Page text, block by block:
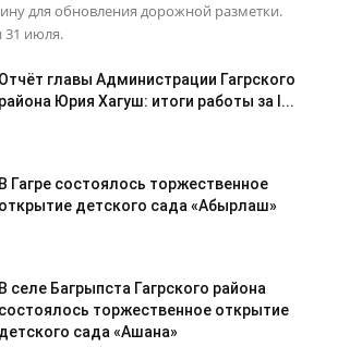
для обновления дорожной разметки.
31 июля.
Отчёт главы Администрации Гагрского
района Юрия Хагуш: итоги работы за I...
В Гагре состоялось торжественное
открытие детского сада «Абырлаш»
В селе Багрыпста Гагрского района
состоялось торжественное открытие
детского сада «Ашана»